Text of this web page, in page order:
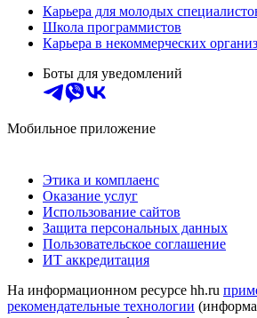
Карьера для молодых
Школа программистов
Карьера в некоммерческих
Боты для уведомлений
Мобильное приложение
Этика и комплаенс
Оказание услуг
Использование сайтов
Защита персональных данных
Пользовательское соглашение
ИТ аккредитация
На информационном ресурсе hh.ru
рекомендательные технологии